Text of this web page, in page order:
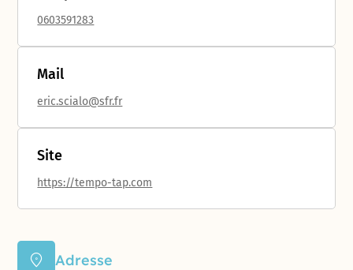
0603591283
Mail
eric.scialo@sfr.fr
Site
https://tempo-tap.com
Adresse